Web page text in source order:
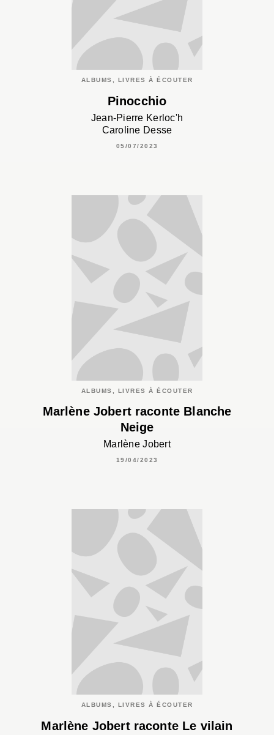
ALBUMS, LIVRES À ÉCOUTER
Pinocchio
Jean-Pierre Kerloc'h
Caroline Desse
05/07/2023
ALBUMS, LIVRES À ÉCOUTER
Marlène Jobert raconte Blanche
Neige
Marlène Jobert
19/04/2023
ALBUMS, LIVRES À ÉCOUTER
Marlène Jobert raconte Le vilain